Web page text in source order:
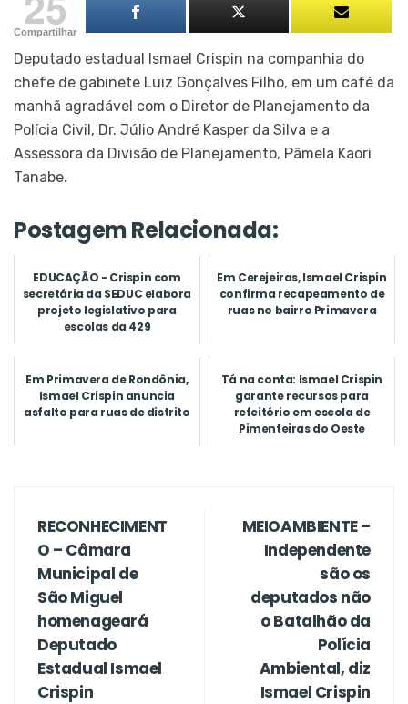
Compartilhar
Deputado estadual Ismael Crispin na companhia do
chefe de gabinete Luiz Gonçalves Filho, em um café da
manhã agradável com o Diretor de Planejamento da
Polícia Civil, Dr. Júlio André Kasper da Silva e a
Assessora da Divisão de Planejamento, Pâmela Kaori
Tanabe.
Postagem Relacionada:
EDUCAÇÃO - Crispin com
secretária da SEDUC elabora
projeto legislativo para
escolas da 429
Em Cerejeiras, Ismael Crispin
confirma recapeamento de
ruas no bairro Primavera
Em Primavera de Rondônia,
Ismael Crispin anuncia
asfalto para ruas de distrito
Tá na conta: Ismael Crispin
garante recursos para
refeitório em escola de
Pimenteiras do Oeste
RECONHECIMENT
O – Câmara
Municipal de
São Miguel
homenageará
Deputado
Estadual Ismael
Crispin
MEIOAMBIENTE –
Independente
são os
deputados não
o Batalhão da
Polícia
Ambiental, diz
Ismael Crispin